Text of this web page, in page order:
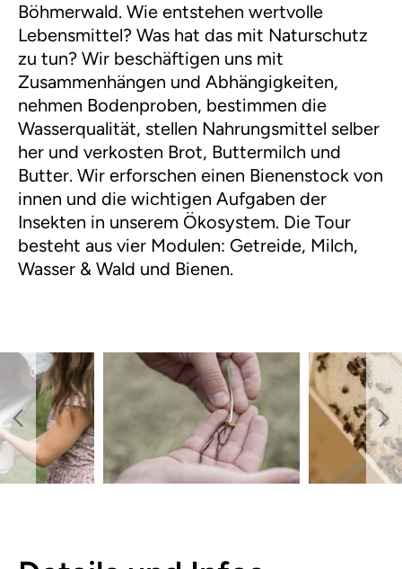
Böhmerwald. Wie entstehen wertvolle
Lebensmittel? Was hat das mit Naturschutz
zu tun? Wir beschäftigen uns mit
Zusammenhängen und Abhängigkeiten,
nehmen Bodenproben, bestimmen die
Wasserqualität, stellen Nahrungsmittel selber
her und verkosten Brot, Buttermilch und
Butter. Wir erforschen einen Bienenstock von
innen und die wichtigen Aufgaben der
Insekten in unserem Ökosystem. Die Tour
besteht aus vier Modulen: Getreide, Milch,
Wasser & Wald und Bienen.